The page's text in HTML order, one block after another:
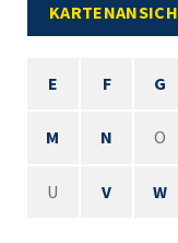
E F G
M N O
U V W